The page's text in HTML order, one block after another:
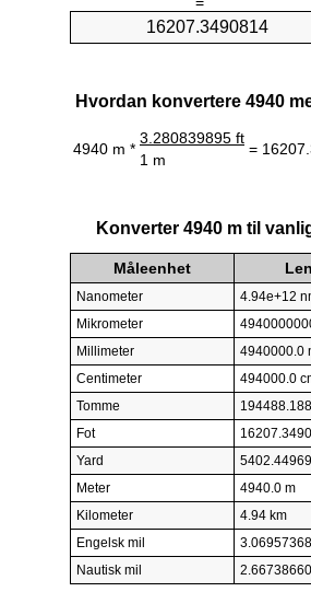
Hvordan konvertere 4940
4940 m *
3.280839895 ft
=
1 m
Konverter 4940 m til
Måleenhet
Nanometer
4.94e+12
Mikrometer
Millimeter
4940000.0
Centimeter
494000.0
Tomme
Fot
Yard
Meter
4940.0 m
Kilometer
4.94 km
Engelsk mil
Nautisk mil